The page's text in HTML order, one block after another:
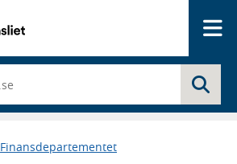
Finansdepartementet